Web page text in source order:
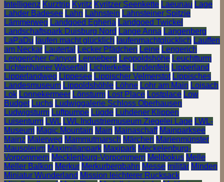
Intelligenz Kurztrip Kyritz Kyritzer Seenkette Laeunau Lage
Lahder Badesee Lahn Lahnstein Lahnsteiner Spitzje
Lämmerweg Landgoed Egheria Landgoed Twickel
Landschaftspark Duisburg Nord Lange Anna Langenberg
LaPaDu laufen macht glücklich laufenmachtglücklich Lauffen
am Neckar Lautertal Lecker Pfädchen Leine Lengerich
Lengericher Canyon Lenneberg Leopoldshöhe Leuchtturm
Lichtenhainer Waserfall
Lichterkette Lindenfels Lipperland
Lipperlandweg Lippesee Lippischer Velmerstot Lippisches
Landesmuseum Lippoldshöhle Löhne Lohr am Main Loisach
Lok Lonnekermeer Lönsturm Lost Place Lostplace Low
Budget Luchs Ludwiggalerie Schloss Oberhausen
Ludwigsturm Luftpumpe Lügde Luhdener Klippen
Luisenturm LWL LWL Industriemuseum Ziegelei Lage LWL-
Museum Magic Mountain Main Mainaschaff Mainparksee
Mainz Malerweg Mammutmarsch Märchen Marienmünster
Mausoleum Maximilianpark Maxipark Meckelenburg-
Vorpommern Mecklenburg-Vorpommern Melibokus Melle
Meller Balkon Merkur Merkurbergbahn Messe militär Minden
Miniatur Wunderland Mission leichterer Rucksack